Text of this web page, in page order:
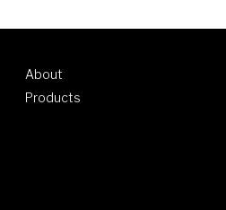
About
Products